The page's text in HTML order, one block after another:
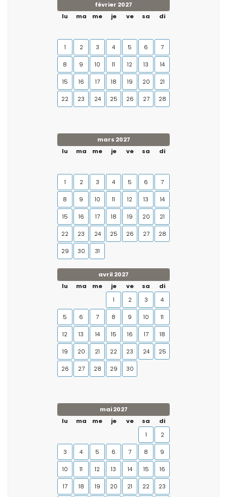
février 2027
lu
ma me je ve sa di
1 2 3 4 5 6 7
8 9 10 11 12 13 14
15 16 17 18 19 20 21
22 23 24 25 26 27 28
mars 2027
lu
ma me je ve sa di
1 2 3 4 5 6 7
8 9 10 11 12 13 14
15 16 17 18 19 20 21
22 23 24 25 26 27 28
29 30 31
avril 2027
lu
ma me je ve sa
di
1
2 3 4
5 6 7 8 9 10 11
12 13 14 15 16 17 18
19 20 21 22 23 24 25
26 27 28 29 30
mai 2027
lu
ma me je ve sa
di
1
2
3 4 5 6 7 8 9
10 11 12 13 14 15 16
17 18 19 20 21 22 23